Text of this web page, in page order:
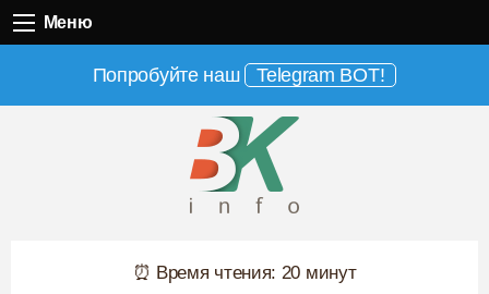
Меню
Попробуйте наш Telegram BOT!
⏰ Время чтения: 20 минут